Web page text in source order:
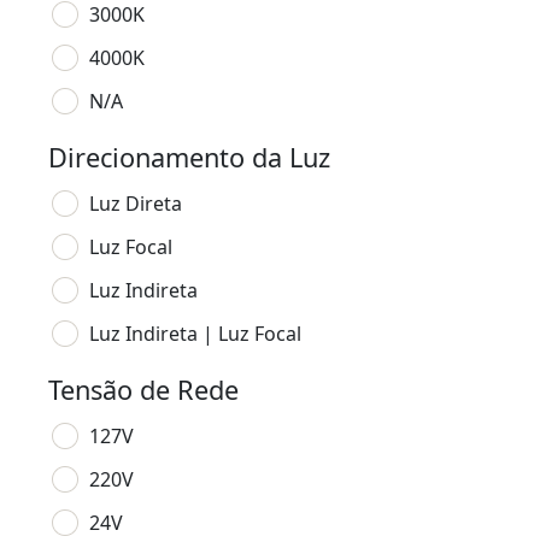
3000K
4000K
N/A
Direcionamento da Luz
Luz Direta
Luz Focal
Luz Indireta
Luz Indireta | Luz Focal
Tensão de Rede
127V
220V
24V